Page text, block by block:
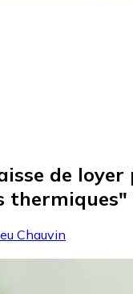
de loyer
thermiques"
Chauvin